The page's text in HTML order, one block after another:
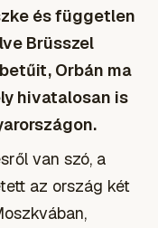
és független
Brüsszel
Orbán ma
hivatalosan is
van szó, a
az ország két